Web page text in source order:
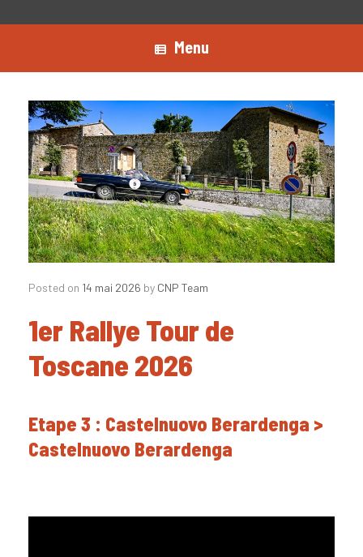
Menu
Posted on 14 mai 2026 by CNP Team
1er Rallye Tour de
Toscane 2026
Etape 3 : Castelnuovo Berardenga >
Castelnuovo Berardenga